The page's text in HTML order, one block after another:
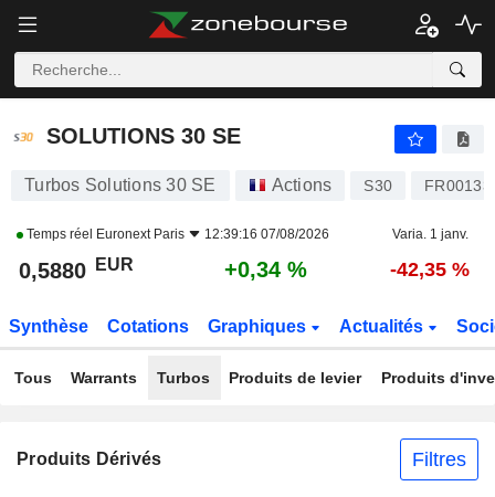
SOLUTIONS 30 SE
SOLUTIONS 30 SE
Turbos Solutions 30 SE Actions S30
Temps réel Euronext Paris 12:39:16 07/08/2026 Varia. 1 janv.
0,5880 EUR +0,34 % -42,35 %
Synthèse Cotations Graphiques Actualités
Tous Warrants Turbos Produits de levier Produits
Produits Dérivés Filtres